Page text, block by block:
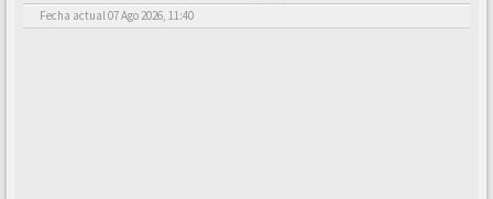
Fecha actual 07 Ago 2026, 11:40